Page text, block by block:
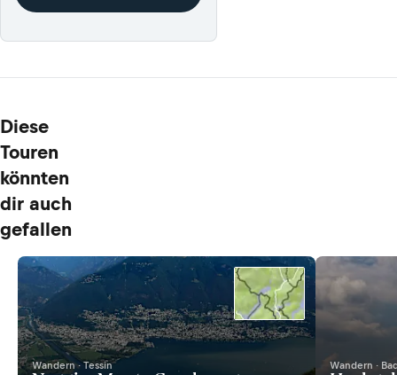
Diese
Touren
könnten
dir auch
gefallen
Wandern · Tessin Wandern ·